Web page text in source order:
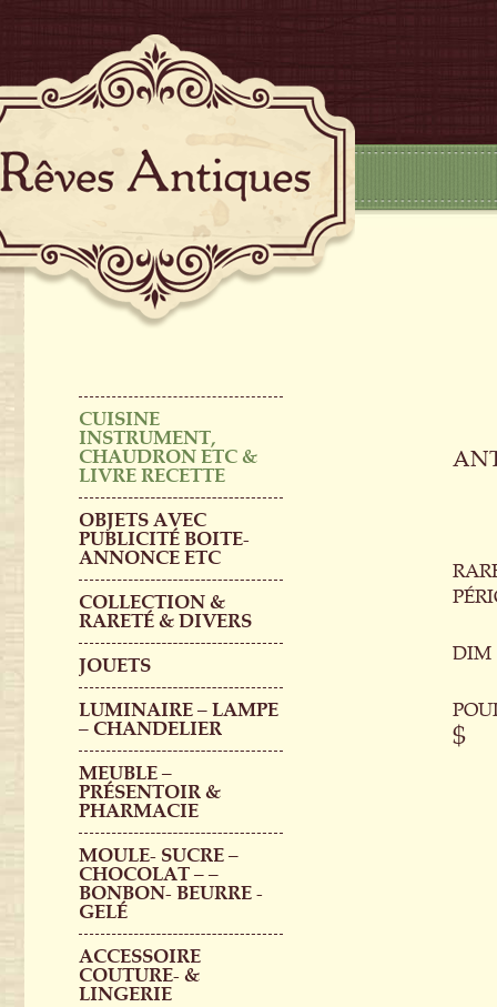
CUISINE
INSTRUMENT,
CHAUDRON ETC &
LIVRE RECETTE
OBJETS AVEC
PUBLICITÉ BOITE-
ANNONCE ETC
COLLECTION &
RARETÉ & DIVERS
JOUETS
LUMINAIRE – LAMPE
– CHANDELIER
MEUBLE –
PRÉSENTOIR &
PHARMACIE
MOULE- SUCRE –
CHOCOLAT – –
BONBON- BEURRE -
GELÉ
ACCESSOIRE
COUTURE- &
LINGERIE
DIM
$